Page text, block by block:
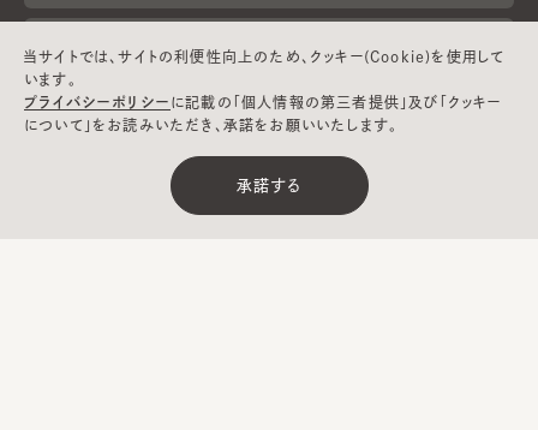
採用情報
メールマガジン
当サイトでは、サイトの利便性向上のため、クッキー(Cookie)を使用して
います。
プライバシーポリシー に記載の「個人情報の第三者提供」及び「クッキー
について」をお読みいただき、承諾をお願いいたします。
承諾する